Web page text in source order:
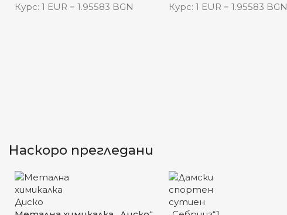
Курс: 1 EUR = 1.95583 BGN Курс: 1 EUR = 1.95583 BGN
Наскоро прегледани